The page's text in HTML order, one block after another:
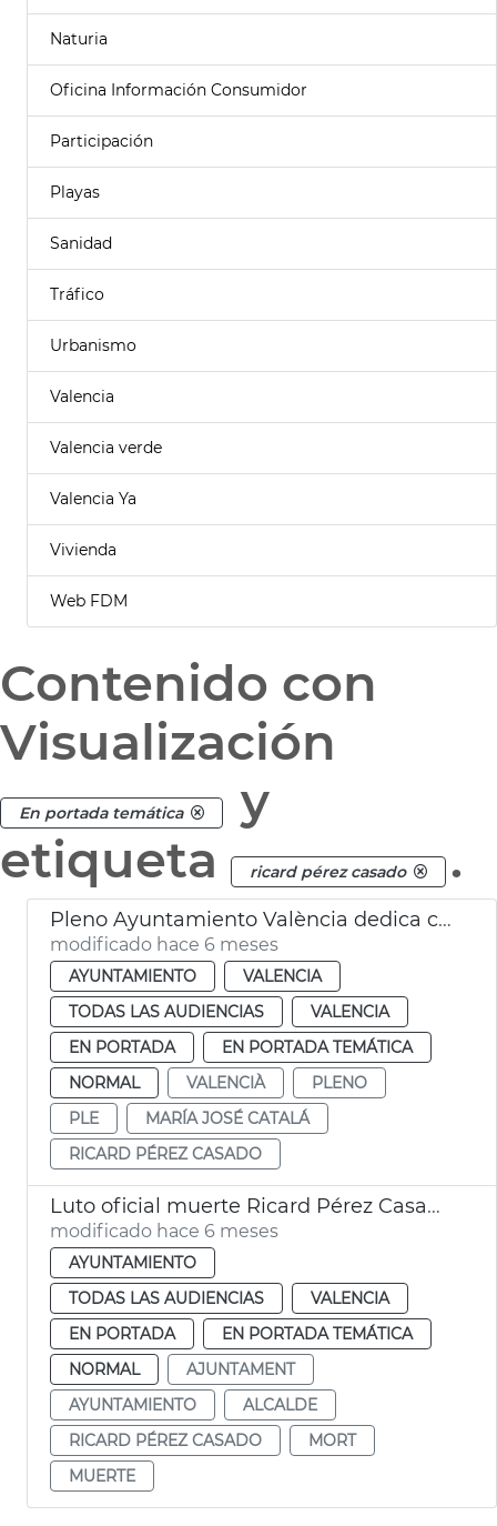
Naturia
Oficina Información Consumidor
Participación
Playas
Sanidad
Tráfico
Urbanismo
Valencia
Valencia verde
Valencia Ya
Vivienda
Web FDM
Contenido con
Visualización
En portada temática
y
etiqueta
ricard pérez casado .
Pleno Ayuntamiento València dedica calle Pérez Casado
modificado hace 6 meses
AYUNTAMIENTO
VALENCIA
TODAS LAS AUDIENCIAS
VALENCIA
EN PORTADA
EN PORTADA TEMÁTICA
NORMAL
VALENCIÀ
PLENO
PLE
MARÍA JOSÉ CATALÁ
RICARD PÉREZ CASADO
Luto oficial muerte Ricard Pérez Casado, exalcalde de València
modificado hace 6 meses
AYUNTAMIENTO
TODAS LAS AUDIENCIAS
VALENCIA
EN PORTADA
EN PORTADA TEMÁTICA
NORMAL
AJUNTAMENT
AYUNTAMIENTO
ALCALDE
RICARD PÉREZ CASADO
MORT
MUERTE